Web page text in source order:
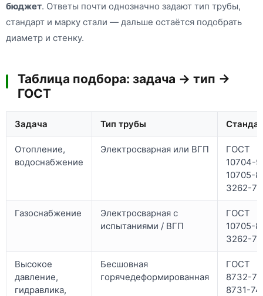
бюджет. Ответы почти однозначно задают тип трубы,
стандарт и марку стали — дальше остаётся подобрать
диаметр и стенку.
Таблица подбора: задача → тип →
ГОСТ
Задача Тип трубы
Отопление,
водоснабжение
Электросварная или ВГП
ГОСТ
10704-
10705-
3262-75
Газоснабжение
Электросварная с
испытаниями / ВГП
ГОСТ
10705-
3262-75
Высокое
давление,
гидравлика,
Бесшовная
горячедеформированная
ГОСТ
8732-
8731-74